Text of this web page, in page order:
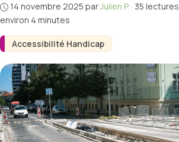
Accessibilité Handicap
14 novembre 2025 parJulien P. · 35 lectures
environ 4 minutes